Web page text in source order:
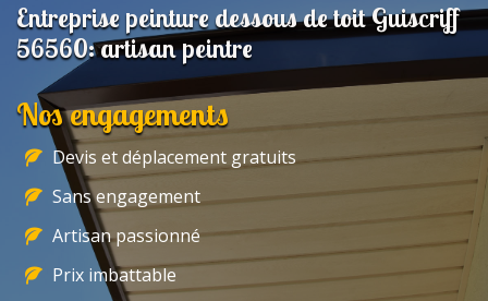
Entreprise peinture dessous de toit Guiscriff
56560: artisan peintre
Nos engagements
Devis et déplacement gratuits
Sans engagement
Artisan passionné
Prix imbattable